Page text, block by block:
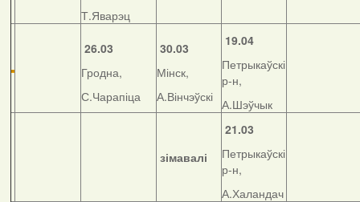
Т.Яварэц
26.03
Гродна,
С.Чарапіца
30.03
Мінск,
А.Вінчэўскі
19.04
Петрыкаўскі
р-н,
А.Шэўчык
зімавалі
21.03
Петрыкаўскі
р-н,
А.Халандач